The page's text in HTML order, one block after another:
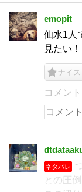
emopit
仙水1人
見たい！
ナイス
コメン
ネタバレ
との圧